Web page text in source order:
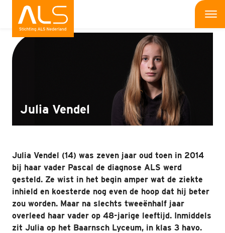
Wat is ALS
Bedrijven
Onderzoek
Wat doen wij
Patiënten
Nieuws
Interviews
Interviews
Julia Vendel
Julia Vendel (14) was zeven jaar oud toen in 2014
bij haar vader Pascal de diagnose ALS werd
gesteld. Ze wist in het begin amper wat de ziekte
inhield en koesterde nog even de hoop dat hij beter
zou worden. Maar na slechts tweeënhalf jaar
overleed haar vader op 48-jarige leeftijd. Inmiddels
zit Julia op het Baarnsch Lyceum, in klas 3 havo.